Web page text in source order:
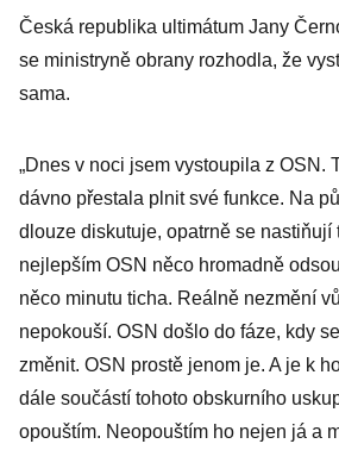
Česká republika ultimátum Jany
se ministryně obrany rozhodla, že
sama.
„Dnes v noci jsem vystoupila z OSN.
dávno přestala plnit své funkce. Na
dlouze diskutuje, opatrně se nastiňují
nejlepším OSN něco hromadně
něco minutu ticha. Reálně nezmění
nepokouší. OSN došlo do fáze, kdy
změnit. OSN prostě jenom je. A je k
dále součástí tohoto obskurního
opouštím. Neopouštím ho nejen já a